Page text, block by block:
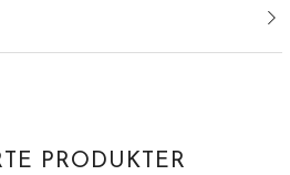
PRODUKTER